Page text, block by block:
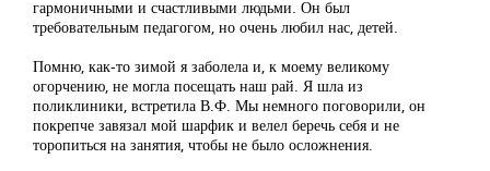
гармоничными и счастливыми людьми. Он был
требовательным педагогом, но очень любил нас, детей.
Помню, как-то зимой я заболела и, к моему великому
огорчению, не могла посещать наш рай. Я шла из
поликлиники, встретила В.Ф. Мы немного поговорили, он
покрепче завязал мой шарфик и велел беречь себя и не
торопиться на занятия, чтобы не было осложнения.